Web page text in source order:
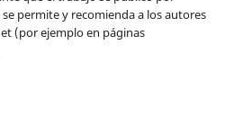
permite y recomienda a los autores
(por ejemplo en páginas